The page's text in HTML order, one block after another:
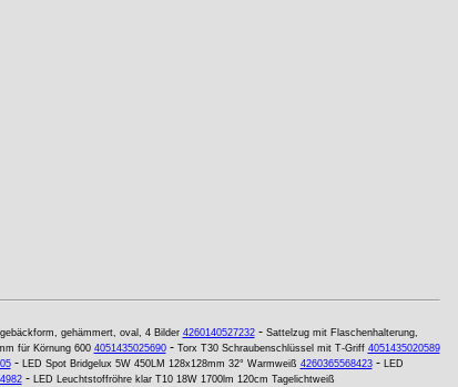
gehämmert, oval, 4 Bilder 4260140527232- Sattelzug mit Flaschenhalterung,
für Körnung 600 4051435025690- Torx T30 Schraubenschlüssel mit T-Griff 4051435020589
- LED Spot Bridgelux 5W 450LM 128x128mm 32° Warmweiß 4260365568423- LED
- LED Leuchtstoffröhre klar T10 18W 1700lm 120cm Tagelichtweiß